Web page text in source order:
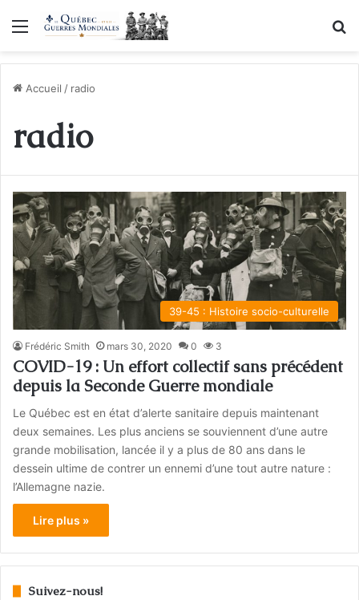
Menu
Accueil / radio
radio
39-45 : Histoire socio-culturelle
Frédéric Smith mars 30, 2020 0 3
COVID-19 : Un effort collectif sans précédent
depuis la Seconde Guerre mondiale
Le Québec est en état d’alerte sanitaire depuis maintenant
deux semaines. Les plus anciens se souviennent d’une autre
grande mobilisation, lancée il y a plus de 80 ans dans le
dessein ultime de contrer un ennemi d’une tout autre nature :
l’Allemagne nazie.
Lire plus »
Suivez-nous!